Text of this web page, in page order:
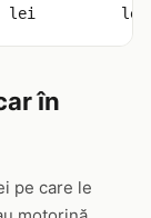
lei
lei
în
pe care le